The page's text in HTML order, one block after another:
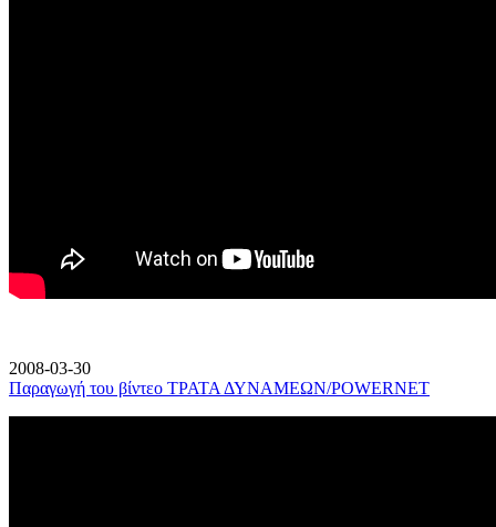
2008-03-30
Παραγωγή του βίντεο ΤΡΑΤΑ ΔΥΝΑΜΕΩΝ/POWERNET